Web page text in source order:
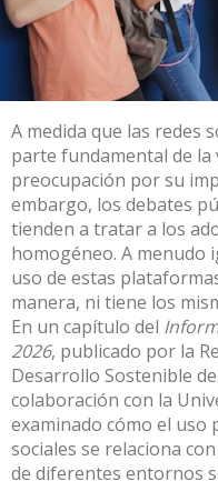
A medida que las redes
parte fundamental de la
preocupación por su
embargo, los debates
tienden a tratar a los
homogéneo. A menudo
uso de estas
manera, ni tiene los
En un capítulo del
2026, publicado por la
Desarrollo Sostenible
colaboración con la
examinado cómo el uso
sociales se relaciona
de diferentes entornos